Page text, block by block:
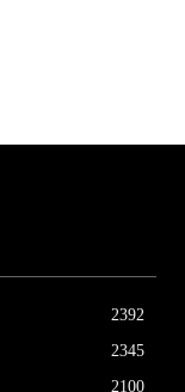
2392
2345
2100